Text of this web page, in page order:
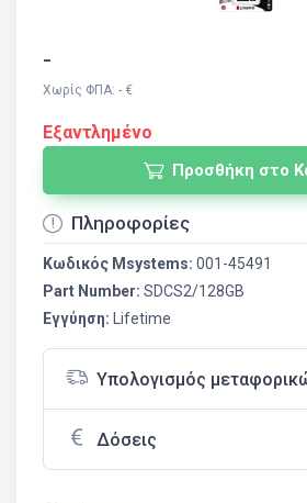
-
Χωρίς ΦΠΑ: - €
Εξαντλημένο
Προσθήκη στο
Πληροφορίες
Κωδικός Msystems: 001-45491
Part Number: SDCS2/128GB
Εγγύηση:
Lifetime
Υπολογισμός
Δόσεις